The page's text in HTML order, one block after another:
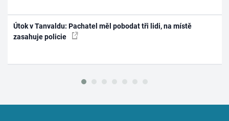
Útok v Tanvaldu: Pachatel měl pobodat tři lidi, na místě
zasahuje policie